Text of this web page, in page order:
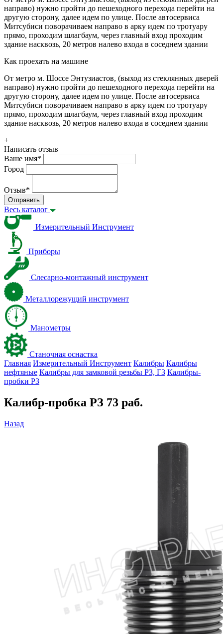
направо) нужно пройти до пешеходного перехода перейти на
другую сторону, далее идем по улице. После автосервиса
Митсубиси поворачиваем направо в арку идем по тротуару
прямо, проходим шлагбаум, через главный вход проходим
здание насквозь, 20 метров налево входа в соседнем здании
Как проехать на машине
От метро м. Шоссе Энтузиастов, (выход из стеклянных дверей
направо) нужно пройти до пешеходного перехода перейти на
другую сторону, далее идем по улице. После автосервиса
Митсубиси поворачиваем направо в арку идем по тротуару
прямо, проходим шлагбаум, через главный вход проходим
здание насквозь, 20 метров налево входа в соседнем здании
+
Написать отзыв
Ваше имя*
Город
Отзыв*
Отправить
Весь каталог
Измерительный Инструмент
Приборы
Слесарно-монтажный инструмент
Металлорежущий инструмент
Манометры
Станочная оснастка
Главная Измерительный Инструмент Калибры Калибры
нефтяные Калибры для замковой резьбы PЗ, ГЗ Калибры-
пробки PЗ
Калибр-пробка РЗ 73 раб.
Назад